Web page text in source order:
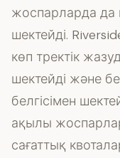
жоспарларда да
шектейді.
көп тректік
шектейді және
белгісімен
ақылы
сағаттық